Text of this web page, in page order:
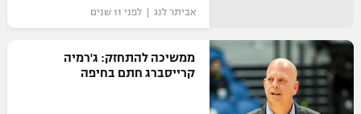
אביתר לנג | לפני 11 שנים
ממשיכה להתחזק: ג'רמיה
קרייסברג חתם בחיפה